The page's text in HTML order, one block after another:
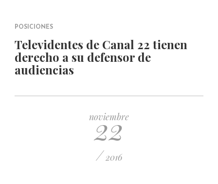
POSICIONES
Televidentes de Canal 22 tienen
derecho a su defensor de
audiencias
noviembre
22
/ 2016